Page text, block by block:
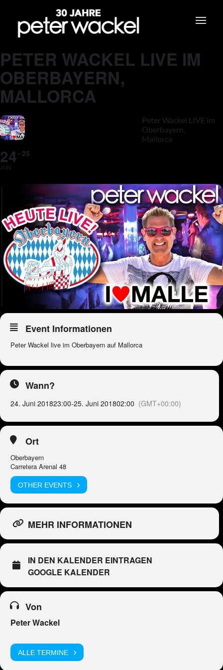
PETER WACKEL LIVE IM
OBERBAYERN,
MALLORCA
24
JUN
25
Peter Wackel LIVE im
Oberbayern,
Mallorca
Event Informationen
Peter Wackel live im Oberbayern auf Mallorca
Wann?
24. Juni 201823:00-25. Juni 201802:00 (GMT+00:00)
Ort
Oberbayern
Carretera Arenal 48
OTHER EVENTS
MEHR INFORMATIONEN
IN DEN KALENDER EINTRAGEN
GOOGLE KALENDER
Von
Peter Wackel
ALLE TERMINE